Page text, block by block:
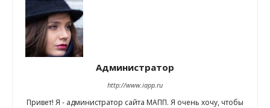
Администратор
http://www.iapp.ru
Привет! Я - администратор сайта МАПП. Я очень хочу, чтобы